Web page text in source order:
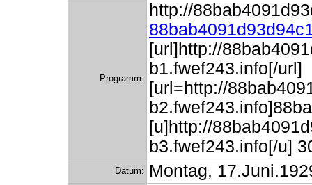
Programm:
http://
[url]http://
b1.fwef243.info[/url]
[url=http://
[u]http://
b3.fwef243.info[/u]
Datum: Montag,